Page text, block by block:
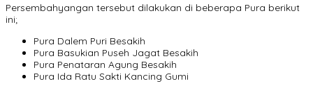
Persembahyangan tersebut dilakukan di beberapa Pura berikut
ini;
Pura Dalem Puri Besakih
Pura Basukian Puseh Jagat Besakih
Pura Penataran Agung Besakih
Pura Ida Ratu Sakti Kancing Gumi